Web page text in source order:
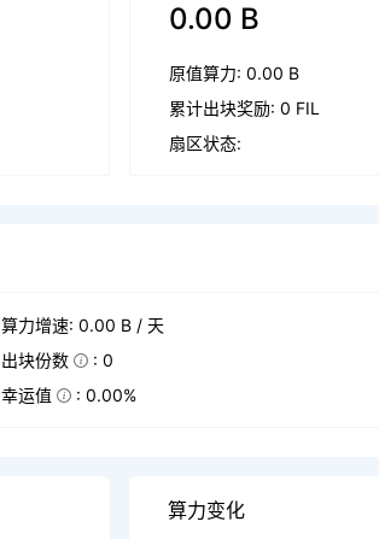
0.00 B
原值算力: 0.00 B
累计出块奖励: 0 FIL
扇区状态:
算力增速: 0.00 B / 天
出块份数 : 0
幸运值 : 0.00%
算力变化